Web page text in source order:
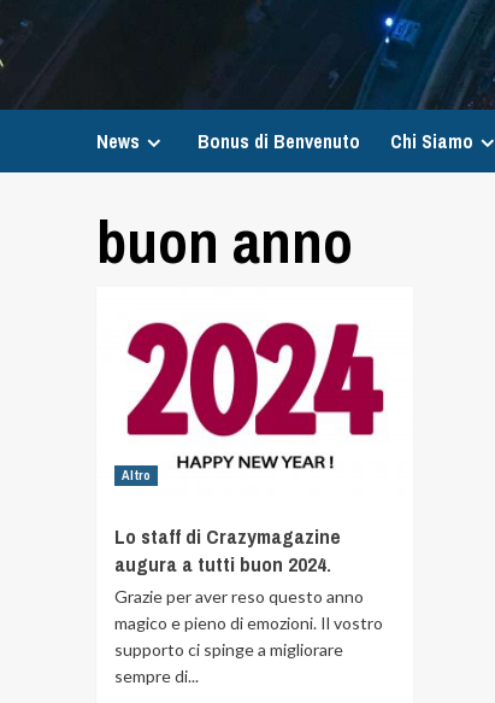
News Bonus di Benvenuto Chi Siamo
buon anno
Altro
Lo staff di Crazymagazine
augura a tutti buon 2024.
Grazie per aver reso questo anno
magico e pieno di emozioni. Il vostro
supporto ci spinge a migliorare
sempre di...